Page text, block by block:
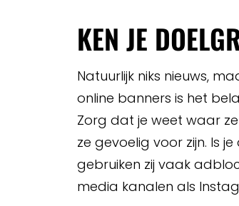
KEN JE
Natuurlijk niks nieuws,
online banners is het
Zorg dat je weet waar
ze gevoelig voor zijn. Is
gebruiken zij vaak
media kanalen als